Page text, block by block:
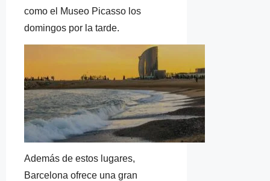
como el Museo Picasso los
domingos por la tarde.
Además de estos lugares,
Barcelona ofrece una gran